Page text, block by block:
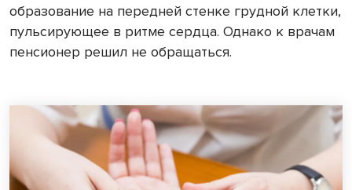
образование на передней стенке грудной клетки,
пульсирующее в ритме сердца. Однако к врачам
пенсионер решил не обращаться.